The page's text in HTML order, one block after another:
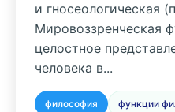
и гносеологическая
Мировоззренческая
целостное
человека в...
философия функции